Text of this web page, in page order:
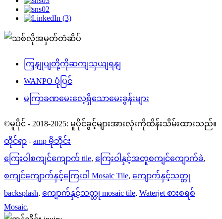
ကြှနျုပျတို့ကိုဆကျသှယျရနျ
WANPO ပုံပြင်
မကြာခဏမေးလေ့ရှိသောမေးခွန်းများ
©မူပိုင် - 2018-2025: မူပိုင်ခွင့်များအားလုံးကိုထိန်းသိမ်းထားသည်။
ထိုင်ရာ - amp မိုဘိုင်း
ကြေးဝါစကျင်ကျောက် tile, ကြေးဝါနှင့်အတူစကျင်ကျောက်ခဲ,
စကျင်ကျောက်နှင့်ကြေးဝါ Mosaic Tile, ကျောက်နှင့်သတ္တု
backsplash, ကျောက်နှင့်သတ္တု mosaic tile, Waterjet စားစရစ်
Mosaic,